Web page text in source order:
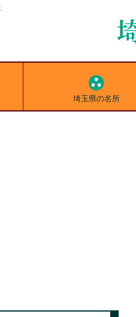
埼玉県の名所